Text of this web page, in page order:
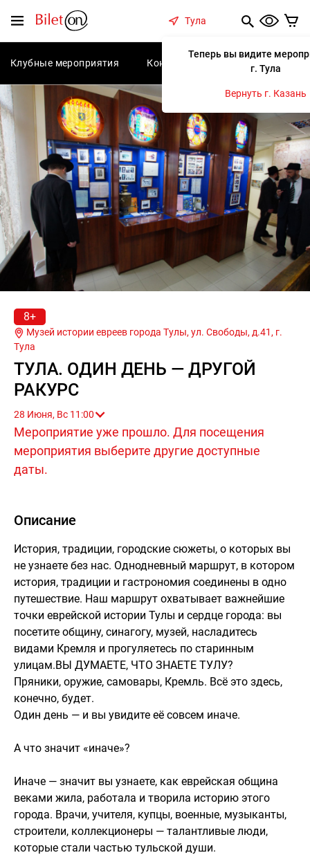
Меню
Тула
Теперь вы видите
г. Тула
Вернуть г. Казань
Клубные мероприятия Концерты Спектакли
8+
Музей истории евреев города Тулы, ул. Свободы, д.41, г.
Тула
ТУЛА. ОДИН ДЕНЬ — ДРУГОЙ
РАКУРС
28 Июня, Вс 11:00
Мероприятие уже прошло. Для посещения
мероприятия выберите другие доступные
даты.
Описание
История, традиции, городские сюжеты, о которых вы
не узнаете без нас. Однодневный маршрут, в котором
история, традиции и гастрономия соединены в одно
путешествие. Наш маршрут охватывает важнейшие
точки еврейской истории Тулы и сердце города: вы
посетите общину, синагогу, музей, насладитесь
видами Кремля и прогуляетесь по старинным
улицам.ВЫ ДУМАЕТЕ, ЧТО ЗНАЕТЕ ТУЛУ?
Пряники, оружие, самовары, Кремль. Всё это здесь,
конечно, будет.
Один день — и вы увидите её совсем иначе.
А что значит «иначе»?
Иначе — значит вы узнаете, как еврейская община
веками жила, работала и творила историю этого
города. Врачи, учителя, купцы, военные, музыканты,
строители, коллекционеры — талантливые люди,
которые стали частью тульской души.